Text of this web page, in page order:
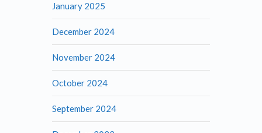
January 2025
December 2024
November 2024
October 2024
September 2024